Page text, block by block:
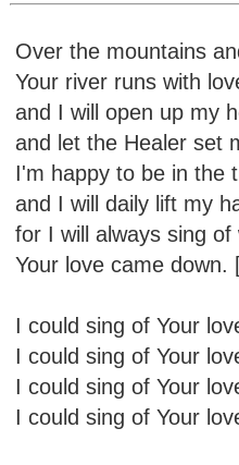
Over the mountains
Your river runs with
and I will open up my
and let the Healer set
I'm happy to be in the
and I will daily lift my
for I will always sing of
Your love came down.
I could sing of Your
I could sing of Your
I could sing of Your
I could sing of Your